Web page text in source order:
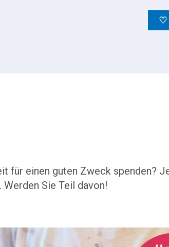
♡
für einen guten Zweck spenden?
Sie Teil davon!